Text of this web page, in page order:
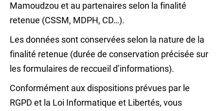
Mamoudzou et au partenaires selon la finalité
retenue (CSSM, MDPH, CD…).
Les données sont conservées selon la nature de la
finalité retenue (durée de conservation précisée sur
les formulaires de reccueil d’informations).
Conformément aux dispositions prévues par le
RGPD et la Loi Informatique et Libertés, vous